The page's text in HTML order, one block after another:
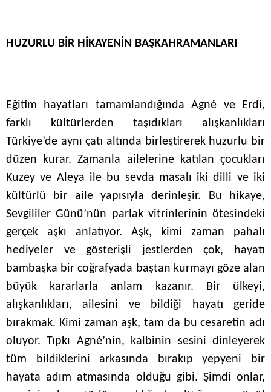
HUZURLU BİR HİKAYENİN BAŞKAHRAMANLARI
Eğitim hayatları tamamlandığında Agnė ve Erdi,
farklı kültürlerden taşıdıkları alışkanlıkları
Türkiye’de aynı çatı altında birleştirerek huzurlu bir
düzen kurar. Zamanla ailelerine katılan çocukları
Kuzey ve Aleya ile bu sevda masalı iki dilli ve iki
kültürlü bir aile yapısıyla derinleşir. Bu hikaye,
Sevgililer Günü’nün parlak vitrinlerinin ötesindeki
gerçek aşkı anlatıyor. Aşk, kimi zaman pahalı
hediyeler ve gösterişli jestlerden çok, hayatı
bambaşka bir coğrafyada baştan kurmayı göze alan
büyük kararlarla anlam kazanır. Bir ülkeyi,
alışkanlıkları, ailesini ve bildiği hayatı geride
bırakmak. Kimi zaman aşk, tam da bu cesaretin adı
oluyor. Tıpkı Agnė’nin, kalbinin sesini dinleyerek
tüm bildiklerini arkasında bırakıp yepyeni bir
hayata adım atmasında olduğu gibi. Şimdi onlar,